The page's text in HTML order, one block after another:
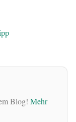
Blog! Mehr